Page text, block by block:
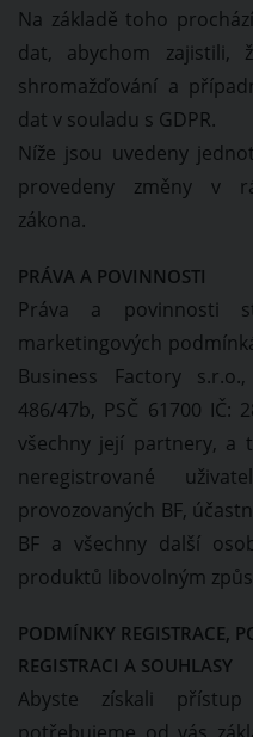
Na základě toho
dat, abychom zajistili,
shromažďování a
dat v souladu s GDPR.
Níže jsou uvedeny
provedeny změny v
zákona.
PRÁVA A POVINNOSTI
Práva a povinnosti
marketingových
Business Factory
486/47b, PSČ 61700 IČ:
všechny její partnery, a
neregistrované
provozovaných BF,
BF a všechny další
produktů libovolným
PODMÍNKY REGISTRACE,
REGISTRACI A SOUHLASY
Abyste získali